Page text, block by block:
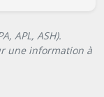
APL, ASH).
une information à